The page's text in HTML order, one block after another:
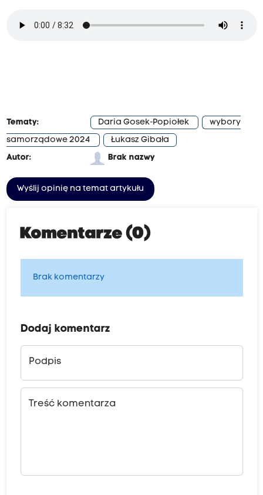
Tematy: Daria Gosek-Popiołek
wybory
samorządowe 2024
Łukasz Gibała
Autor:
Brak nazwy
Wyślij opinię na temat artykułu
Komentarze (0)
Brak komentarzy
Dodaj komentarz
Podpis
Treść komentarza